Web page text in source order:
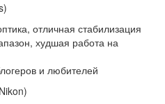
отличная стабилизация
худшая работа на
и любителей